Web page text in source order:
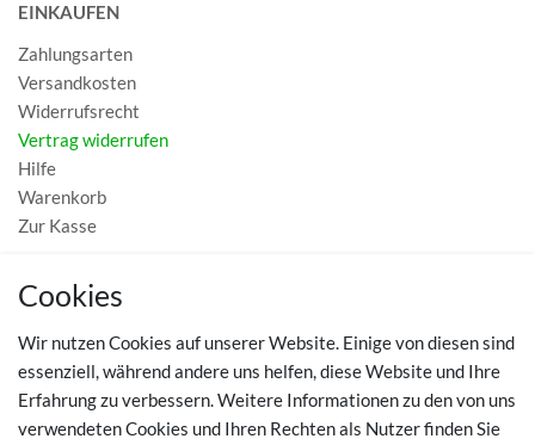
EINKAUFEN
Zahlungsarten
Versandkosten
Widerrufsrecht
Vertrag widerrufen
Hilfe
Warenkorb
Zur Kasse
MEIN KONTO
TOP SCHUHTHEMEN
Cookies
Wir nutzen Cookies auf unserer Website. Einige von diesen sind
essenziell, während andere uns helfen, diese Website und Ihre
Erfahrung zu verbessern. Weitere Informationen zu den von uns
verwendeten Cookies und Ihren Rechten als Nutzer finden Sie